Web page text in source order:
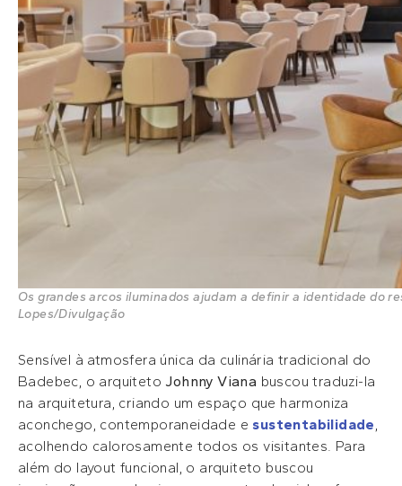
Os grandes arcos iluminados ajudam a definir a identidade do
Lopes/Divulgação
Sensível à atmosfera única da culinária tradicional do
Badebec, o arquiteto Johnny Viana buscou traduzi-la
na arquitetura, criando um espaço que harmoniza
aconchego, contemporaneidade e sustentabilidade,
acolhendo calorosamente todos os visitantes. Para
além do layout funcional, o arquiteto buscou